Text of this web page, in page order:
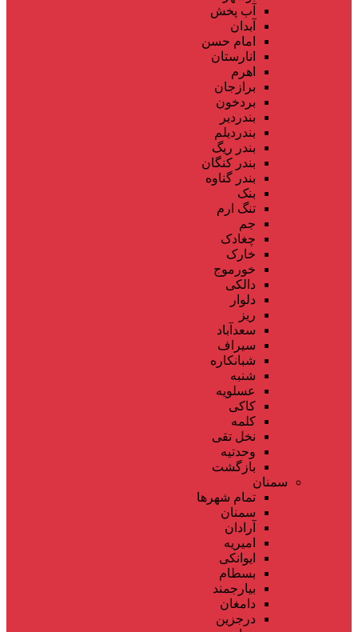
آب پخش
آبدان
امام حسن
انارستان
اهرم
برازجان
بردخون
بندردیر
بندردیلم
بندر ریگ
بندر کنگان
بندر گناوه
بنک
تنگ ارم
جم
چغادک
خارک
خورموج
دالکی
دلوار
ریز
سعدآباد
سیراف
شبانکاره
شنبه
عسلویه
کاکی
کلمه
نخل تقی
وحدتیه
بازگشت
سمنان
تمام شهر‌ها
سمنان
آرادان
امیریه
ایوانکی
بسطام
بیارجمند
دامغان
درجزین